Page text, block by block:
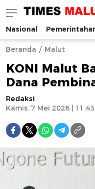
Times Malut
Berita Maluku
Nasional
Beranda Malut
KONI Malut
Dana
Redaksi
Kamis, 7 Mei 2026 |